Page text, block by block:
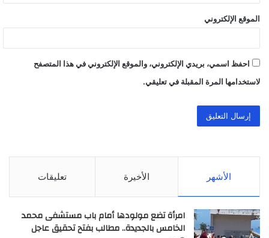
الموقع الإلكتروني
احفظ اسمي، بريدي الإلكتروني، والموقع الإلكتروني في هذا المتصفح
لاستخدامها المرة المقبلة في تعليقي.
الأشهر الأخيرة تعليقات
امرأة تضع مولودها أمام باب مستشفى محمد
الخامس بالجديدة.. مطالب بفتح تحقيق عاجل